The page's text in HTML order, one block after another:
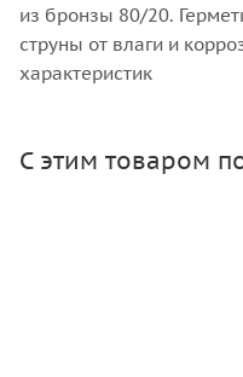
из бронзы 80/20.
струны от влаги и
характеристик
С этим товаром